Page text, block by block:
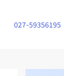
027-59356195